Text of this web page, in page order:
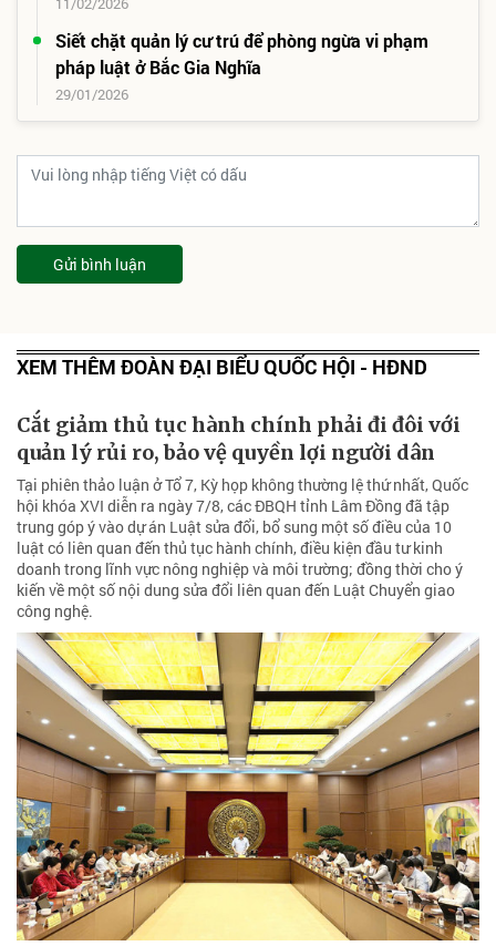
Siết chặt quản lý cư trú để phòng ngừa vi phạm
pháp luật ở Bắc Gia Nghĩa
29/01/2026
Gửi bình luận
XEM THÊM ĐOÀN ĐẠI BIỂU QUỐC HỘI - HĐND
Cắt giảm thủ tục hành chính phải đi đôi với
quản lý rủi ro, bảo vệ quyền lợi người dân
Tại phiên thảo luận ở Tổ 7, Kỳ họp không thường lệ thứ nhất, Quốc
hội khóa XVI diễn ra ngày 7/8, các ĐBQH tỉnh Lâm Đồng đã tập
trung góp ý vào dự án Luật sửa đổi, bổ sung một số điều của 10
luật có liên quan đến thủ tục hành chính, điều kiện đầu tư kinh
doanh trong lĩnh vực nông nghiệp và môi trường; đồng thời cho ý
kiến về một số nội dung sửa đổi liên quan đến Luật Chuyển giao
công nghệ.